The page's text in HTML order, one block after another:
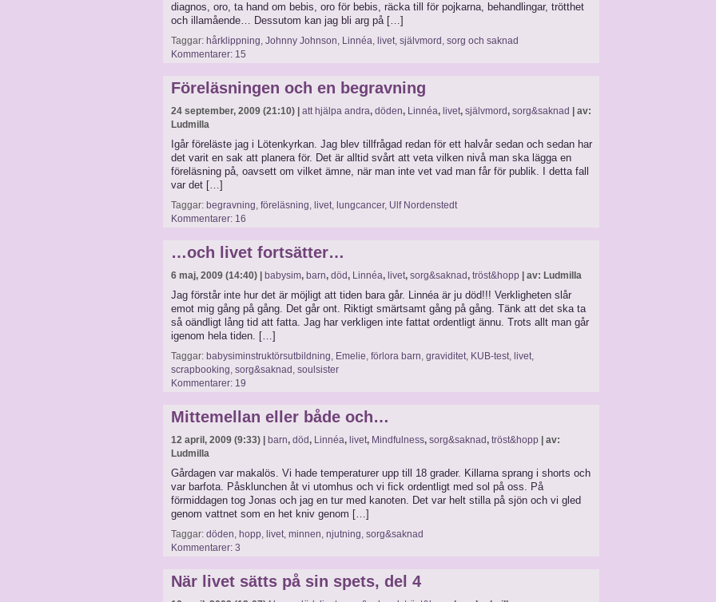
diagnos, oro, ta hand om bebis, oro för bebis, räcka till för pojkarna, behandlingar, trötthet
och illamående… Dessutom kan jag bli arg på […]
Taggar: hårklippning, Johnny Johnson, Linnéa, livet, självmord , sorg och saknad
Kommentarer: 15
Föreläsningen och en begravning
24 september, 2009 (21:10) | att hjälpa andra, döden, Linnéa, livet, självmord, sorg&saknad
| av:
Ludmilla
Igår föreläste jag i Lötenkyrkan. Jag blev tillfrågad redan för ett halvår sedan och sedan har
det varit en sak att planera för. Det är alltid svårt att veta vilken nivå man ska lägga en
föreläsning på, oavsett om vilket ämne, när man inte vet vad man får för publik. I detta fall
var det […]
Taggar: begravning, föreläsning, livet, lungcancer, Ulf Nordenstedt
Kommentarer: 16
…och livet fortsätter…
6 maj, 2009 (14:40) | babysim, barn, död, Linnéa, livet, sorg&saknad, tröst&hopp | av: Ludmilla
Jag förstår inte hur det är möjligt att tiden bara går. Linnéa är ju död!!! Verkligheten slår
emot mig gång på gång. Det går ont. Riktigt smärtsamt gång på gång. Tänk att det ska ta
så oändligt lång tid att fatta. Jag har verkligen inte fattat ordentligt ännu. Trots allt man går
igenom hela tiden. […]
Taggar: babysiminstruktörsutbildning, Emelie, förlora barn, graviditet, KUB-test, livet,
scrapbooking, sorg&saknad , soulsister
Kommentarer: 19
Mittemellan eller både och…
12 april, 2009 (9:33) | barn, död, Linnéa, livet, Mindfulness, sorg&saknad, tröst&hopp | av:
Ludmilla
Gårdagen var makalös. Vi hade temperaturer upp till 18 grader. Killarna sprang i shorts och
var barfota. Påsklunchen åt vi utomhus och vi fick ordentligt med sol på oss. På
förmiddagen tog Jonas och jag en tur med kanoten. Det var helt stilla på sjön och vi gled
genom vattnet som en het kniv genom […]
Taggar: döden, hopp, livet, minnen, njutning, sorg&saknad
Kommentarer: 3
När livet sätts på sin spets, del 4